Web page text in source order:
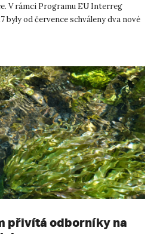
V rámci Programu EU Interreg
byly od července schváleny dva nové
přivítá odborníky na